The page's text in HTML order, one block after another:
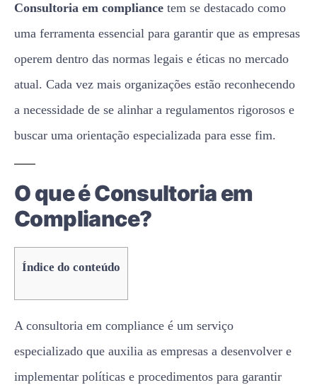
Consultoria em compliance tem se destacado como
uma ferramenta essencial para garantir que as empresas
operem dentro das normas legais e éticas no mercado
atual. Cada vez mais organizações estão reconhecendo
a necessidade de se alinhar a regulamentos rigorosos e
buscar uma orientação especializada para esse fim.
O que é Consultoria em
Compliance?
Índice do conteúdo
A consultoria em compliance é um serviço
especializado que auxilia as empresas a desenvolver e
implementar políticas e procedimentos para garantir